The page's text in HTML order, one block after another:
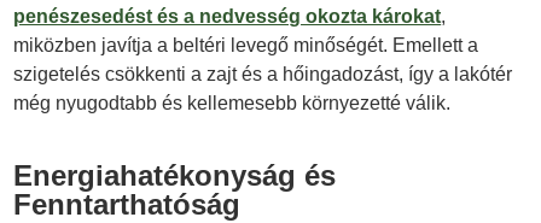
penészesedést és a nedvesség okozta károkat,
miközben javítja a beltéri levegő minőségét. Emellett a
szigetelés csökkenti a zajt és a hőingadozást, így a lakótér
még nyugodtabb és kellemesebb környezetté válik.
Energiahatékonyság és
Fenntarthatóság